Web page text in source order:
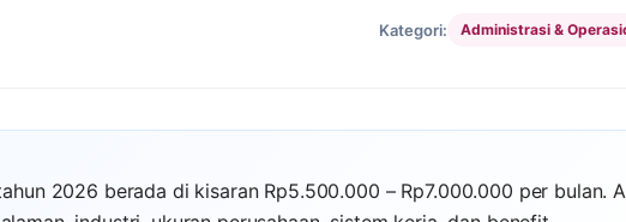
Kategori: Administrasi &
2026 berada di kisaran Rp5.500.000 – Rp7.000.000 per bulan.